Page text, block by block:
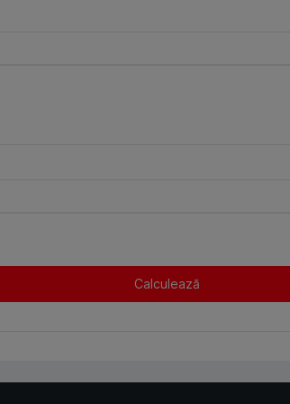
Calculează